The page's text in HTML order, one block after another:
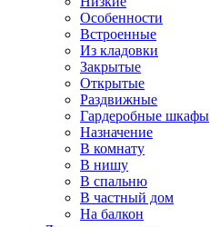
Особенности
Встроенные
Из кладовки
Закрытые
Открытые
Раздвижные
Гардеробные шкафы
Назначение
В комнату
В нишу
В спальню
В частный дом
На балкон